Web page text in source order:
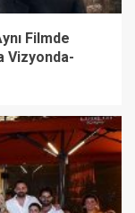
Filmde
Vizyonda-